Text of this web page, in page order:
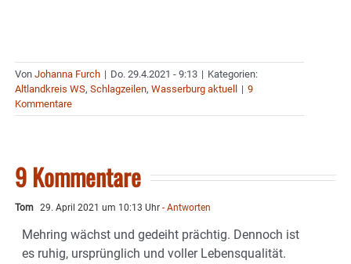
Von Johanna Furch | Do. 29.4.2021 - 9:13 | Kategorien:
Altlandkreis WS, Schlagzeilen, Wasserburg aktuell | 9
Kommentare
9 Kommentare
Tom 29. April 2021 um 10:13 Uhr - Antworten
Mehring wächst und gedeiht prächtig. Dennoch ist
es ruhig, ursprünglich und voller Lebensqualität.